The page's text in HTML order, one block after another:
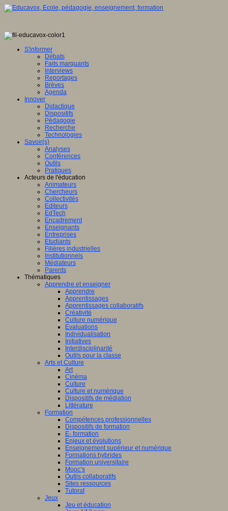
S'informer
Débats
Faits marquants
Interviews
Reportages
Brèves
Agenda
Innover
Didactique
Dispositifs
Pédagogie
Recherche
Technologies
Savoir(s)
Analyses
Conférences
Outils
Pratiques
Acteurs de l'éducation
Animateurs
Chercheurs
Collectivités
Editeurs
EdTech
Encadrement
Enseignants
Entreprises
Etudiants
Filières industrielles
Institutionnels
Médiateurs
Parents
Thématiques
Apprendre et enseigner
Apprendre
Apprentissages
Apprentissages collaboratifs
Créativité
Culture numérique
Evaluations
Individualisation
Initiatives
Interdisciplinarité
Outils pour la classe
Arts et Culture
Art
Cinéma
Culture
Culture et numérique
Dispositifs de médiation
Littérature
Formation
Compétences professionnelles
Dispositifs de formation
E- formation
Enjeux et évolutions
Enseignement supérieur et numérique
Formations hybrides
Formation universitaire
Mooc’s
Outils collaboratifs
Sites ressources
Tutorat
Jeux
Jeu et éducation